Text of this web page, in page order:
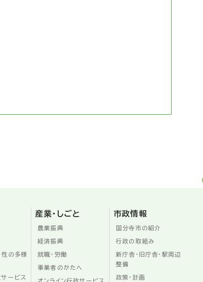
性の多様
サービス
産業・しごと
農業振興
経済振興
就職・労働
事業者のかたへ
オンライン行政サービス
市政情報
国分寺市の紹介
行政の取組み
新庁舎・旧庁舎・駅周辺
整備
政策・計画